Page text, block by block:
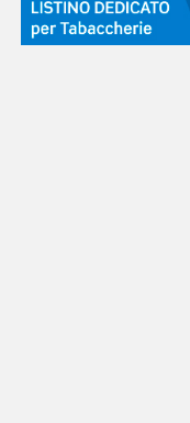
Smart Light